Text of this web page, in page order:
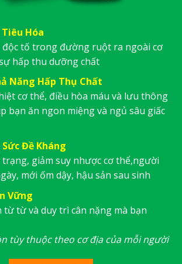
tố trong đường ruột ra ngoài cơ
hấp thu dưỡng chất
Năng Hấp Thụ Chất
cơ thể, điều hòa máu và lưu thông
bạn ăn ngon miệng và ngủ sâu giấc
Đề Kháng
giảm suy nhược cơ thể,người
mới ốm dậy, hậu sản sau sinh
Vững
từ từ và duy trì cân nặng mà bạn
tùy thuộc theo cơ địa của mỗi người
XEM CHI TIẾT